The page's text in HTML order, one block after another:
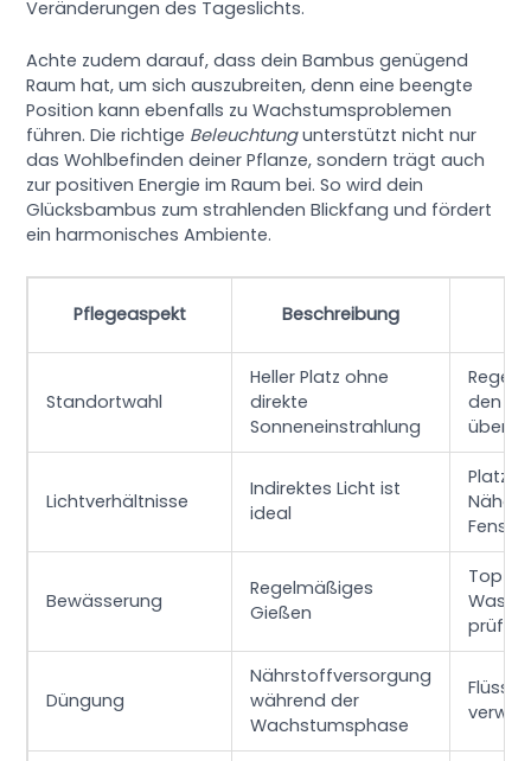
Veränderungen des Tageslichts.
Achte zudem darauf, dass dein Bambus genügend
Raum hat, um sich auszubreiten, denn eine beengte
Position kann ebenfalls zu Wachstumsproblemen
führen. Die richtige Beleuchtungunterstützt nicht nur
das Wohlbefinden deiner Pflanze, sondern trägt auch
zur positiven Energie im Raum bei. So wird dein
Glücksbambus zum strahlenden Blickfang und fördert
ein harmonisches Ambiente.
Pflegeaspekt Beschreibung
Standortwahl
Heller Platz ohne
direkte
Sonneneinstrahlung
den
Lichtverhältnisse
Indirektes Licht ist
ideal
Platz
Nähe
Bewässerung
Regelmäßiges
Gießen
Topf-
prüfen
Düngung
Nährstoffversorgung
während der
Wachstumsphase